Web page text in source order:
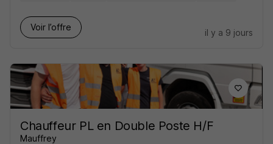
Voir l’offre
il y a 9 jours
Chauffeur PL en Double Poste H/F
Mauffrey